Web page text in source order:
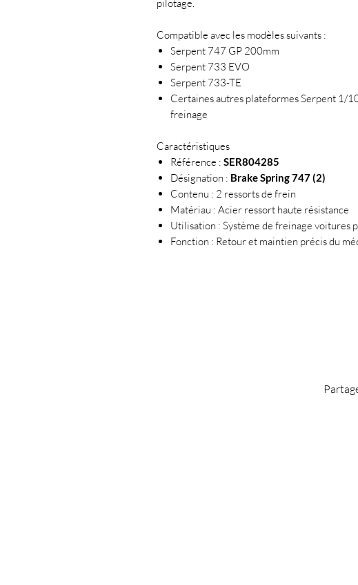
pilotage.
Compatible avec les modèles suivants :
Serpent 747 GP 200mm
Serpent 733 EVO
Serpent 733-TE
Certaines autres plateformes Serpent 1/
freinage
Caractéristiques
Référence : SER804285
Désignation : Brake Spring 747 (2)
Contenu : 2 ressorts de frein
Matériau : Acier ressort haute résistance
Utilisation : Système de freinage voitures
Fonction : Retour et maintien précis du